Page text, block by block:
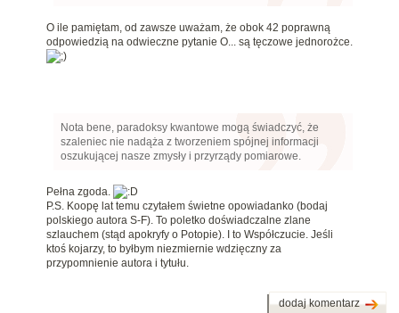
O ile pamiętam, od zawsze uważam, że obok 42 poprawną
odpowiedzią na odwieczne pytanie O... są tęczowe jednorożce.
Nota bene, paradoksy kwantowe mogą świadczyć, że
szaleniec nie nadąża z tworzeniem spójnej informacji
oszukującej nasze zmysły i przyrządy pomiarowe.
Pełna zgoda.
P.S. Koopę lat temu czytałem świetne opowiadanko (bodaj
polskiego autora S-F). To poletko doświadczalne zlane
szlauchem (stąd apokryfy o Potopie). I to Współczucie. Jeśli
ktoś kojarzy, to byłbym niezmiernie wdzięczny za
przypomnienie autora i tytułu.
dodaj komentarz